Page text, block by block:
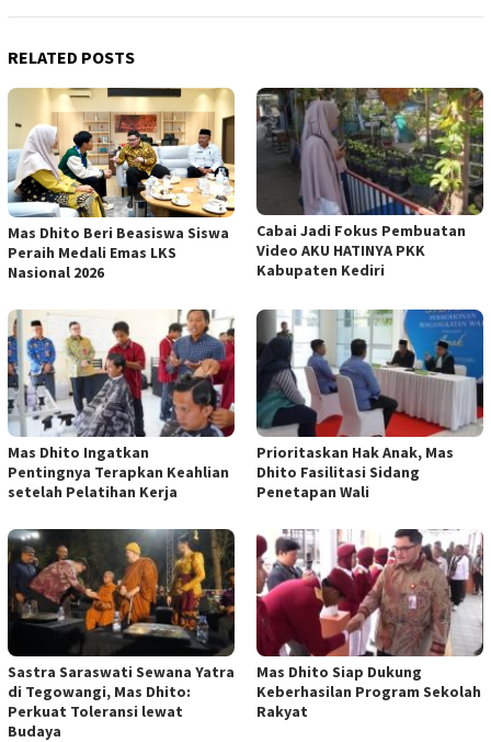
RELATED POSTS
Mas Dhito Beri Beasiswa Siswa
Peraih Medali Emas LKS
Nasional 2026
Cabai Jadi Fokus Pembuatan
Video AKU HATINYA PKK
Kabupaten Kediri
Mas Dhito Ingatkan
Pentingnya Terapkan Keahlian
setelah Pelatihan Kerja
Prioritaskan Hak Anak, Mas
Dhito Fasilitasi Sidang
Penetapan Wali
Sastra Saraswati Sewana Yatra
di Tegowangi, Mas Dhito:
Perkuat Toleransi lewat
Budaya
Mas Dhito Siap Dukung
Keberhasilan Program Sekolah
Rakyat